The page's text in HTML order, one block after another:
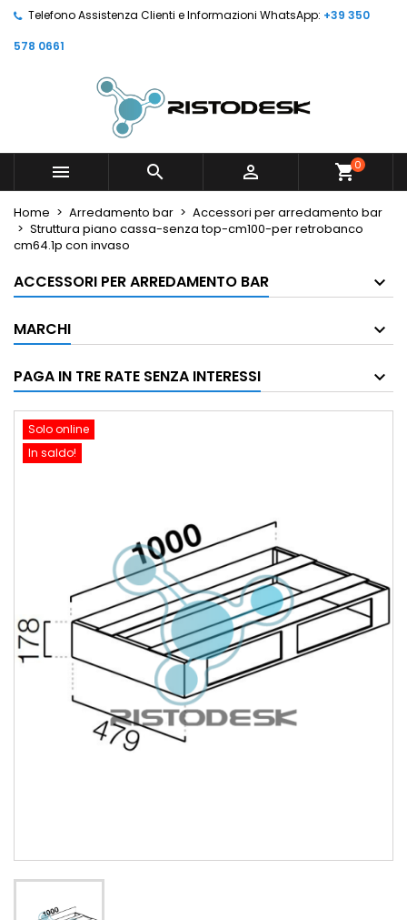
Telefono Assistenza Clienti e Informazioni WhatsApp: +39 350
578 0661
   shopping_cart0
Home Arredamento bar
Accessori per arredamento bar
Struttura piano cassa-senza top-cm100-per retrobanco
cm64.1p con invaso
ACCESSORI PER ARREDAMENTO BAR
MARCHI
PAGA IN TRE RATE SENZA INTERESSI
Solo online
In saldo!